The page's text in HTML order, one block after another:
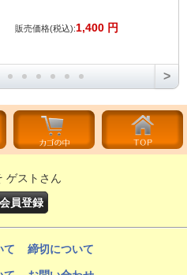
販売価格(税込):1,400 円
>
ゲストさん
員登録
て 締切について